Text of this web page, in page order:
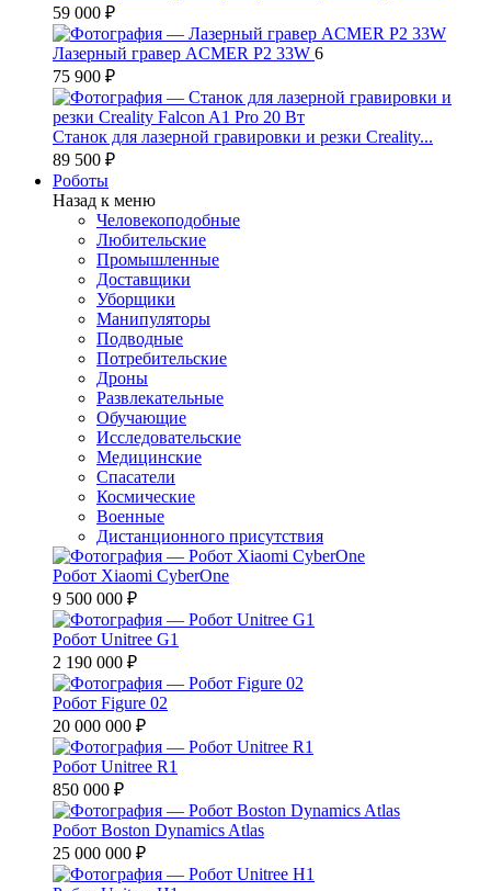
59 000 ₽
Лазерный гравер ACMER P2 33W 6
75 900 ₽
Станок для лазерной гравировки и резки Creality...
89 500 ₽
Роботы
Назад к меню
Человекоподобные
Любительские
Промышленные
Доставщики
Уборщики
Манипуляторы
Подводные
Потребительские
Дроны
Развлекательные
Обучающие
Исследовательские
Медицинские
Спасатели
Космические
Военные
Дистанционного присутствия
Робот Xiaomi CyberOne
9 500 000 ₽
Робот Unitree G1
2 190 000 ₽
Робот Figure 02
20 000 000 ₽
Робот Unitree R1
850 000 ₽
Робот Boston Dynamics Atlas
25 000 000 ₽